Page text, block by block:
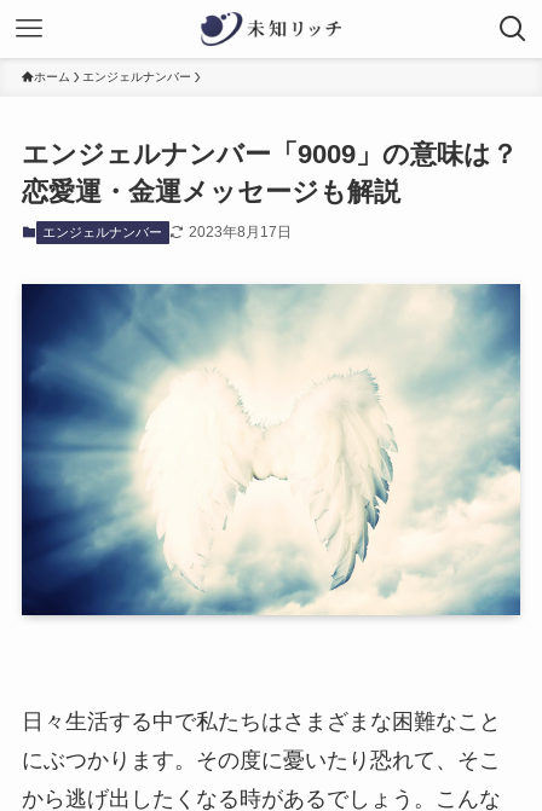
ホーム エンジェルナンバー
エンジェルナンバー「9009」の意味は？
恋愛運・金運メッセージも解説
エンジェルナンバー 2023年8月17日
日々生活する中で私たちはさまざまな困難なこと
にぶつかります。その度に憂いたり恐れて、そこ
から逃げ出したくなる時があるでしょう。こんな